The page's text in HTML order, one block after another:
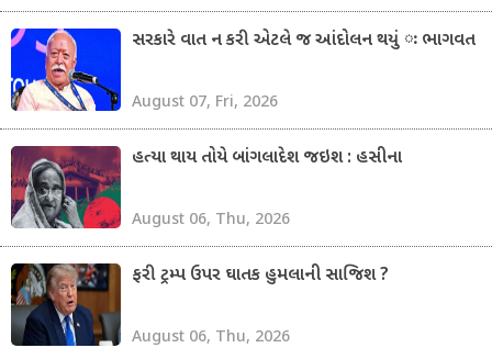
સરકારે વાત ન કરી એટલે જ આંદોલન થયું ઃ ભાગવત
August 07, Fri, 2026
હત્યા થાય તોયે બાંગલાદેશ જઇશ : હસીના
August 06, Thu, 2026
ફરી ટ્રમ્પ ઉપર ઘાતક હુમલાની સાજિશ ?
August 06, Thu, 2026